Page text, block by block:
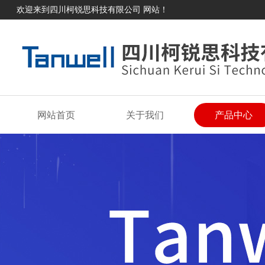
欢迎来到四川柯锐思科技有限公司 网站！
网站首页 关于我们 产品中心